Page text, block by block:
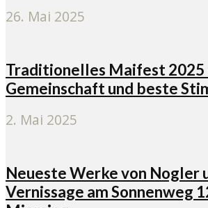
26. Mai 2025
Traditionelles Maifest 2025
Gemeinschaft und beste
2. Mai 2025
Neueste Werke von Nogler
Vernissage am Sonnenweg